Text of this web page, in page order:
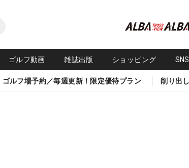
ゴルフ動画 雑誌出版 ショッピング
ゴルフ場予約／毎週更新！限定優待プラン 削り出